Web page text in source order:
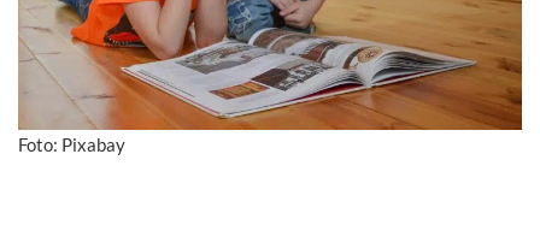
Foto: Pixabay